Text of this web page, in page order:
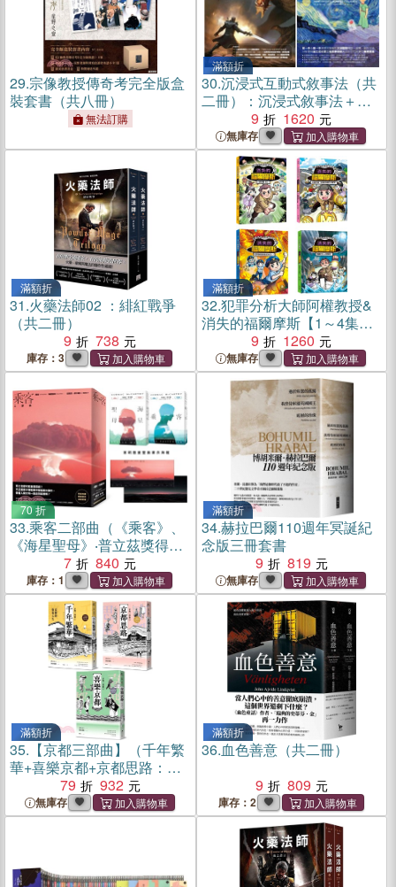
29.宗像教授傳奇考完全版盒
裝套書（共八冊）
無法訂購
滿額折
30.沉浸式互動式敘事法（共
二冊）：沉浸式敘事法＋屠
龍：互動敘事法
9 1620
無庫存
滿額折
31.火藥法師02 ：緋紅戰爭
（共二冊）
9
738
庫存：3
滿額折
32.犯罪分析大師阿權教授&
消失的福爾摩斯【1～4集套
9 1260
無庫存
70 折
33.乘客二部曲（《乘客》、
《海星聖母》‧普立茲獎得
主、《長路》作者最終鉅獻
限量典藏書衣海報套書）
7 840
庫存：1
滿額折
34.赫拉巴爾110週年冥誕紀
念版三冊套書
9
819
無庫存
滿額折
35. 【京都三部曲】（千年繁
華+喜樂京都+京都思路：壽
岳章子X澤田重隆攜手經典
作，在台發行22周年金典珍
藏）
79 932
無庫存
滿額折
36.血色善意（共二冊）
9
809
庫存：2